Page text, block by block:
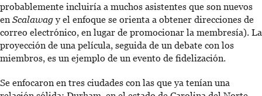
probablemente incluiría a muchos asistentes que son nuevos
en Scalawagy el enfoque se orienta a obtener direcciones de
correo electrónico, en lugar de promocionar la membresía). La
proyección de una película, seguida de un debate con los
miembros, es un ejemplo de un evento de fidelización.
Se enfocaron en tres ciudades con las que ya tenían una